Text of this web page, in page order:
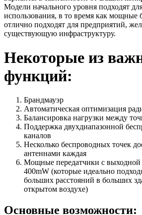
Модели начального уровня подходят
использования, в то время как мощные
отлично подходят для предприятий,
существующую инфраструктуру.
Некоторые из
функций:
Брандмауэр
Автоматическая оптимизация
Балансировка нагрузки между
Поддержка двухдиапазонной
каналов
Несколько беспроводных точек
антеннами каждая
Мощные передатчики с
400mW (которые идеально
больших расстояний в больших
открытом воздухе)
Основные возможности: